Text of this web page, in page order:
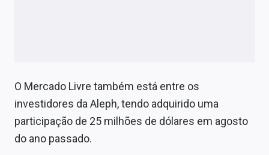
O Mercado Livre também está entre os
investidores da Aleph, tendo adquirido uma
participação de 25 milhões de dólares em agosto
do ano passado.